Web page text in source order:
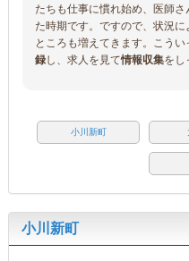
たちも仕事に慣れ始め、医師
た時期です。ですので、状況に
ところも増えてきます。こう
録し、求人を見て情報収集をし
小川新町
小川新町